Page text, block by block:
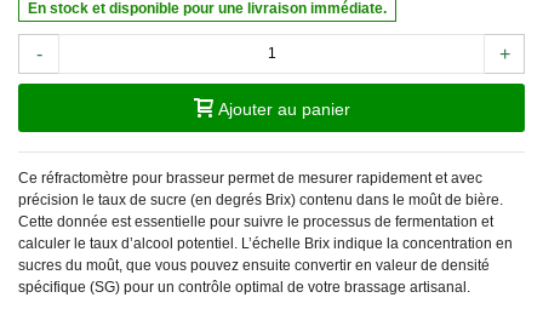
En stock et disponible pour une livraison immédiate.
- +
Ajouter au panier
Ce réfractomètre pour brasseur permet de mesurer rapidement et avec
précision le taux de sucre (en degrés Brix) contenu dans le moût de bière.
Cette donnée est essentielle pour suivre le processus de fermentation et
calculer le taux d’alcool potentiel. L’échelle Brix indique la concentration en
sucres du moût, que vous pouvez ensuite convertir en valeur de densité
spécifique (SG) pour un contrôle optimal de votre brassage artisanal.